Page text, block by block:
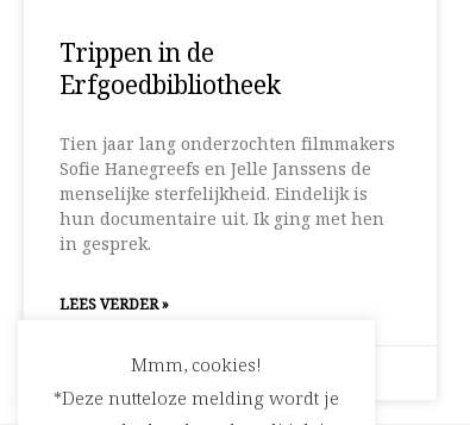
Trippen in de
Erfgoedbibliotheek
Tien jaar lang onderzochten filmmakers
Sofie Hanegreefs en Jelle Janssens de
menselijke sterfelijkheid. Eindelijk is
hun documentaire uit. Ik ging met hen
in gesprek.
LEES VERDER »
23 oktober 2024 Geen reacties
Mmm, cookies!
*Deze nutteloze melding wordt je